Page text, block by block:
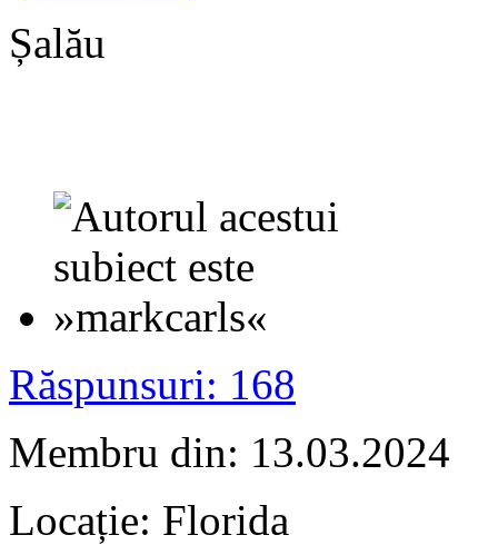
Șalău
Răspunsuri: 168
Membru din: 13.03.2024
Locație: Florida